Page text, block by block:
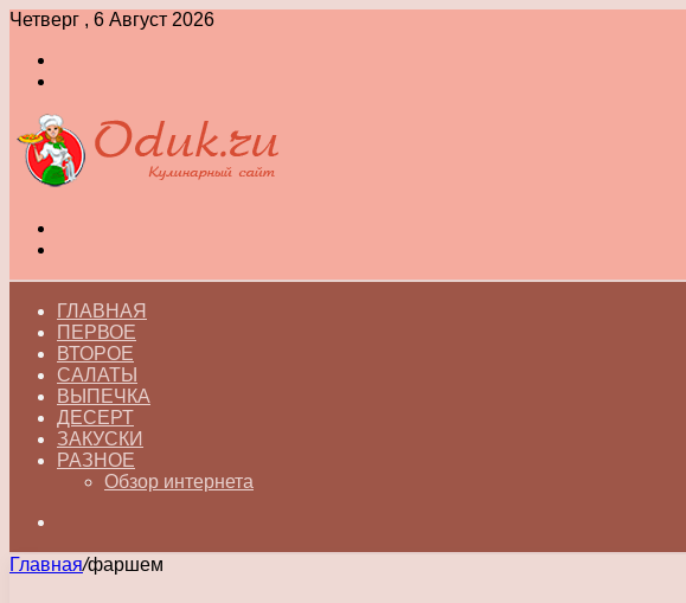
Четверг , 6 Август 2026
ГЛАВНАЯ
ПЕРВОЕ
ВТОРОЕ
САЛАТЫ
ВЫПЕЧКА
ДЕСЕРТ
ЗАКУСКИ
РАЗНОЕ
Обзор интернета
Главная/фаршем